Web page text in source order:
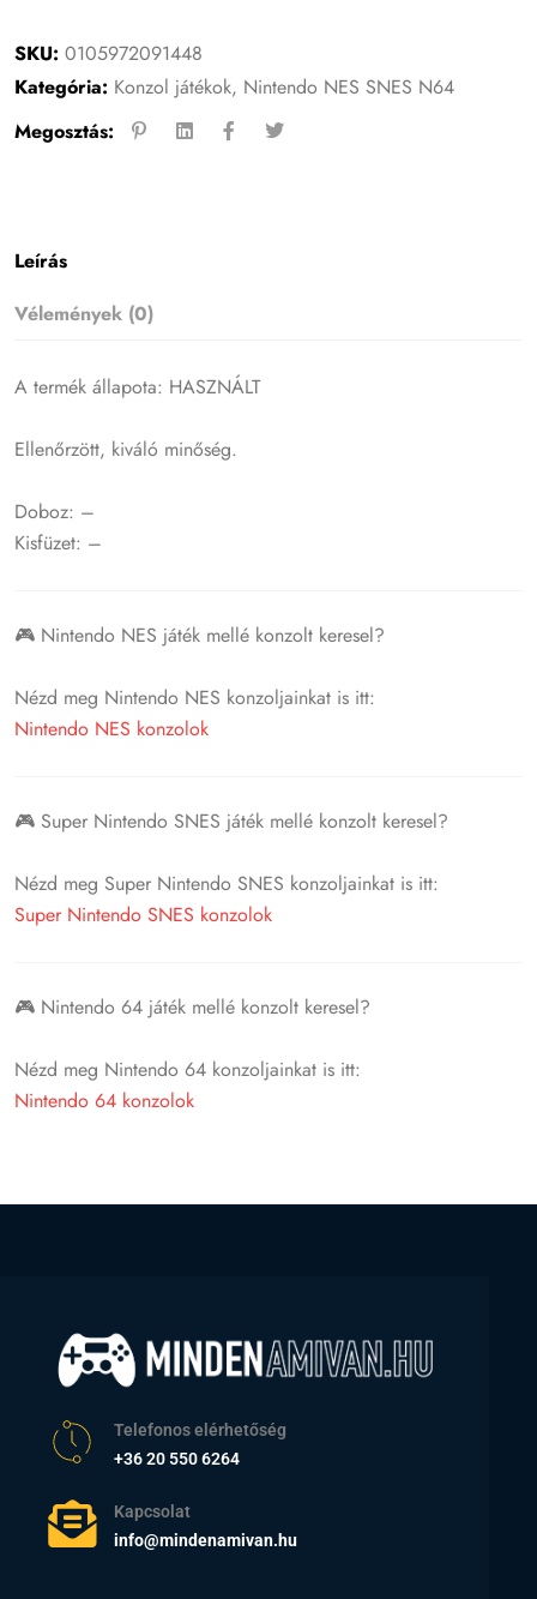
SKU:0105972091448
Kategória: Konzol játékok, Nintendo NES SNES N64
Megosztás:
Leírás
Vélemények (0)
A termék állapota: HASZNÁLT
Ellenőrzött, kiváló minőség.
Doboz: –
Kisfüzet: –
🎮 Nintendo NES játék mellé konzolt keresel?
Nézd meg Nintendo NES konzoljainkat is itt:
Nintendo NES konzolok
🎮 Super Nintendo SNES játék mellé konzolt keresel?
Nézd meg Super Nintendo SNES konzoljainkat is itt:
Super Nintendo SNES konzolok
🎮 Nintendo 64 játék mellé konzolt keresel?
Nézd meg Nintendo 64 konzoljainkat is itt:
Nintendo 64 konzolok
Telefonos elérhetőség
+36 20 550 6264
Kapcsolat
info@mindenamivan.hu